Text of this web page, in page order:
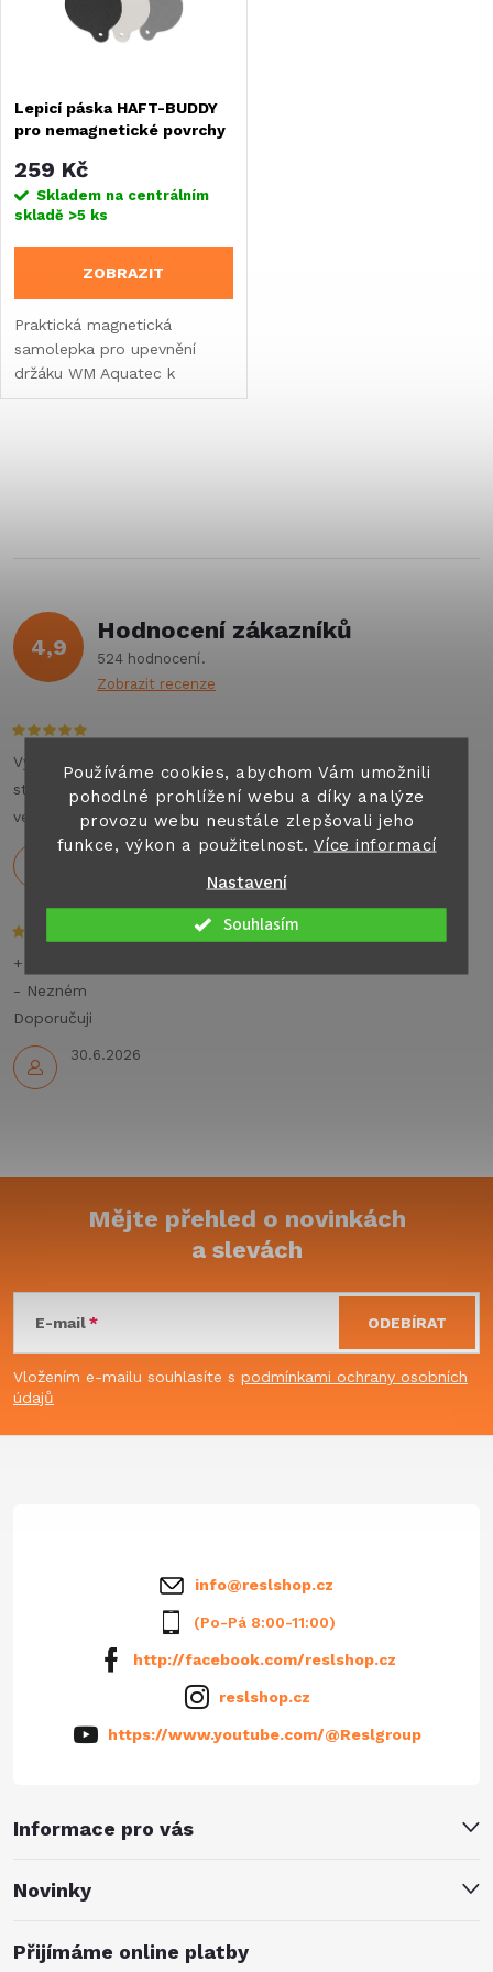
Používáme cookies, abychom Vám umožnili
pohodlné prohlížení webu a díky analýze
provozu webu neustále zlepšovali jeho
funkce, výkon a použitelnost. Více informací
Nastavení
Souhlasím
p
r
o
d
u
k
s
p
r
o
d
u
Lepicí páska HAFT-BUDDY
pro nemagnetické povrchy
259 Kč
Skladem na centrálním
skladě >5 ks
ZOBRAZIT
Praktická magnetická
samolepka pro upevnění
držáku WM Aquatec k
nemagnetickým povrchům.
l
d
a
c
í
p
r
k
y
v
ý
i
4,9
Hodnocení zákazníků
524 hodnocení
Zobrazit recenze
Holeček
Výborné jednání , příjemný personál , auto top. Můžu na
stoprocent doporučit všem co hledají jakýkoliv pronájem
velkých aut nebo karavanu na dovolenou .
30.6.2026
+ Rychlé dodání,dobré ceny
- Nezném
Doporučuji
p
a
Mějte přehled o novinkách
a slevách
E-mail
Vložením e-mailu souhlasíte s podmínkami ochrany osobních
údajů
ODEBÍRAT
Informace pro vás
Novinky
info@reslshop.cz
(Po-Pá 8:00-11:00)
http://facebook.com/reslshop.cz
reslshop.cz
https://www.youtube.com/@Reslgroup
Přijímáme online platby